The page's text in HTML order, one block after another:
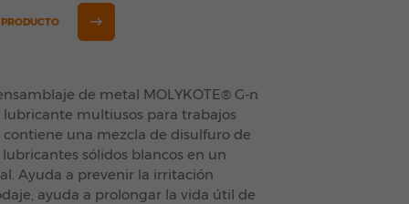
de metal MOLYKOTE® G-n
lubricante multiusos para trabajos
contiene una mezcla de disulfuro de
sólidos blancos en un
Ayuda a prevenir la irritación
ayuda a prolongar la vida útil de